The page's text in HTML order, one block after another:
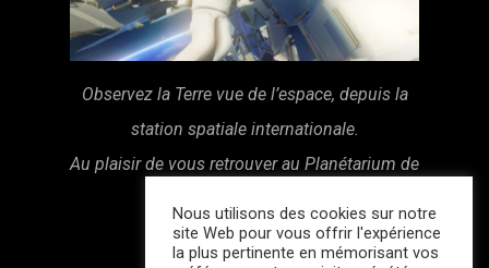
Observez la Terre vue de l’espace, depuis la
station spatiale internationale.
Au plaisir de vous retrouver au Planétarium de
Nous utilisons des cookies sur notre
site Web pour vous offrir l'expérience
la plus pertinente en mémorisant vos